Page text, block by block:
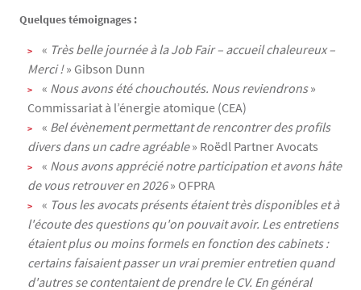
Quelques témoignages :
« Très belle journée à la Job Fair – accueil chaleureux –
Merci !» Gibson Dunn
« Nous avons été chouchoutés. Nous reviendrons»
Commissariat à l’énergie atomique (CEA)
« Bel évènement permettant de rencontrer des profils
divers dans un cadre agréable» Roëdl Partner Avocats
« Nous avons apprécié notre participation et avons hâte
de vous retrouver en 2026» OFPRA
« Tous les avocats présents étaient très disponibles et à
l'écoute des questions qu'on pouvait avoir. Les entretiens
étaient plus ou moins formels en fonction des cabinets :
certains faisaient passer un vrai premier entretien quand
d'autres se contentaient de prendre le CV. En général